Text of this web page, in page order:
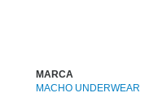
MARCA
MACHO UNDERWEAR